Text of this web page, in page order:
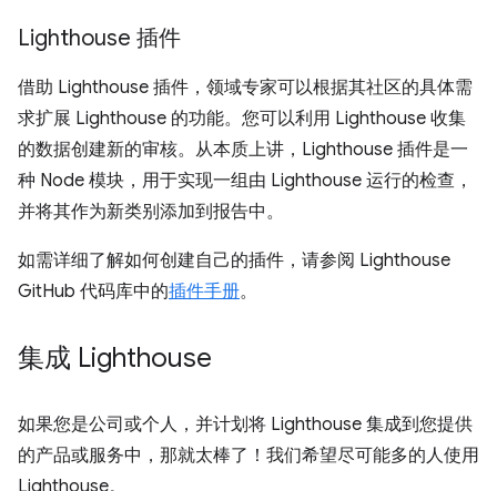
Lighthouse 插件
借助 Lighthouse 插件，领域专家可以根据其社区的具体需
求扩展 Lighthouse 的功能。您可以利用 Lighthouse 收集
的数据创建新的审核。从本质上讲，Lighthouse 插件是一
种 Node 模块，用于实现一组由 Lighthouse 运行的检查，
并将其作为新类别添加到报告中。
如需详细了解如何创建自己的插件，请参阅 Lighthouse
GitHub 代码库中的插件手册。
集成 Lighthouse
如果您是公司或个人，并计划将 Lighthouse 集成到您提供
的产品或服务中，那就太棒了！我们希望尽可能多的人使用